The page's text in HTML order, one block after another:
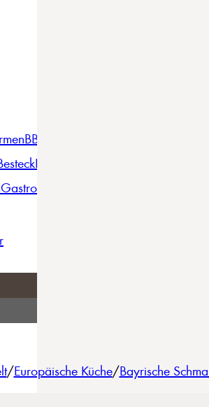
BBQ
Bowls &
Gastro
/Europäische Küche/Bayrische